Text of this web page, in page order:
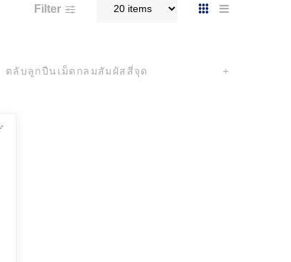
Filter
ตลับลูกปืนเม็ดกลมสัมผัสสี่จุด +